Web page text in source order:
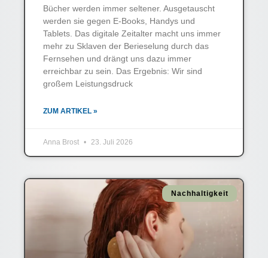
Bücher werden immer seltener. Ausgetauscht
werden sie gegen E-Books, Handys und
Tablets. Das digitale Zeitalter macht uns immer
mehr zu Sklaven der Berieselung durch das
Fernsehen und drängt uns dazu immer
erreichbar zu sein. Das Ergebnis: Wir sind
großem Leistungsdruck
ZUM ARTIKEL »
Anna Brost 23. Juli 2026
Nachhaltigkeit